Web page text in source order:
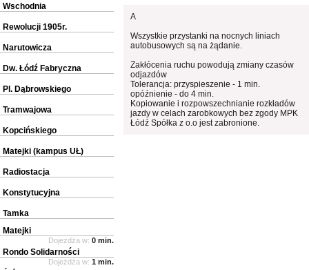
A
Wszystkie przystanki na nocnych liniach
autobusowych są na żądanie.
Zakłócenia ruchu powodują zmiany czasów
odjazdów
Tolerancja: przyspieszenie - 1 min.
opóźnienie - do 4 min.
Kopiowanie i rozpowszechnianie rozkładów
jazdy w celach zarobkowych bez zgody MPK
Łódź Spółka z o.o jest zabronione.
Wschodnia
Rewolucji 1905r.
Narutowicza
Dw. Łódź Fabryczna
Pl. Dąbrowskiego
Tramwajowa
Kopcińskiego
Matejki (kampus UŁ)
Radiostacja
Konstytucyjna
Tamka
Matejki
Dojeżdża w: 0 min.
Rondo Solidarności
Dojeżdża w: 1 min.